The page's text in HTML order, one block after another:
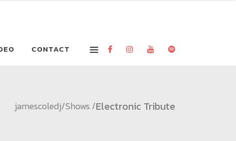
CONTACT
jamescoledj/Shows /Electronic Tribute